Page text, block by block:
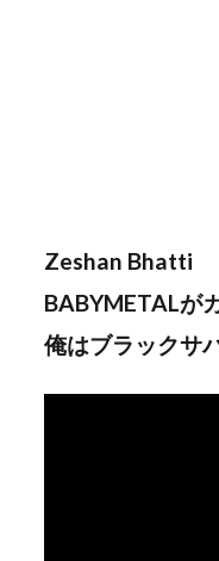
Zeshan Bhatti
BABYMETALが
俺はブラックサ